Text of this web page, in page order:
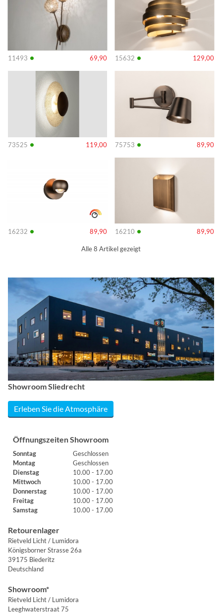
11493 • 69,90 15632 • 129,00
73525 • 119,00
Info
75753 • 89,90
Info
16232 • 89,90 16210 • 89,90
Info
Alle 8 Artikel gezeigt
Showroom Sliedrecht
Erleben Sie die Atmosphäre
Öffnungszeiten Showroom
Sonntag
Geschlossen
Montag
Geschlossen
Dienstag
10.00 - 17.00
Mittwoch
10.00 - 17.00
Donnerstag
10.00 - 17.00
Freitag
10.00 - 17.00
Samstag
10.00 - 17.00
Retourenlager
Rietveld Licht / Lumidora
Königsborner Strasse 26a
39175 Biederitz
Deutschland
Showroom*
Rietveld Licht / Lumidora
Leeghwaterstraat 75